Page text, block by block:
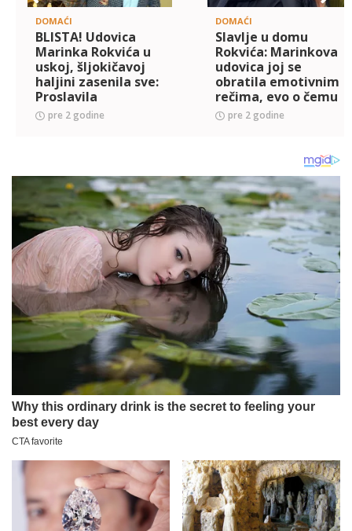
DOMAĆI
BLISTA! Udovica
Marinka Rokvića u
uskoj, šljokičavoj
haljini zasenila sve:
Proslavila
rođendan, a evo
koliko zapravo ima
pre 2 godine
DOMAĆI
Slavlje u domu
Rokvića: Marinkova
udovica joj se
obratila emotivnim
rečima, evo o čemu
je reč (FOTO)
pre 2 godine